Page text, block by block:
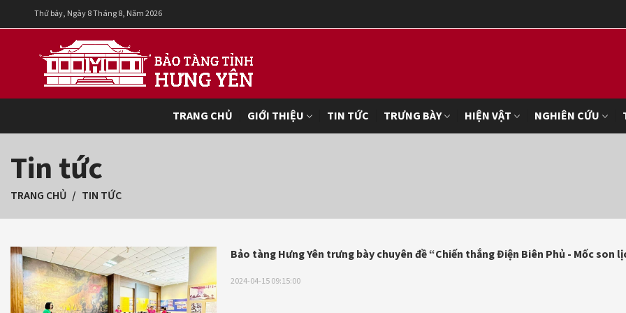
Thứ bảy, Ngày 8 Tháng 8, Năm 2026
TRANG CHỦ GIỚI THIỆU TIN TỨC TRƯNG BÀY HIỆN VẬT NGHIÊN CỨU
Tin tức
TRANG CHỦ TIN TỨC
Bảo tàng Hưng Yên trưng bày chuyên đề “Chiến thắng Điện Biên Phủ - Mốc son
2024-04-15 09:15:00